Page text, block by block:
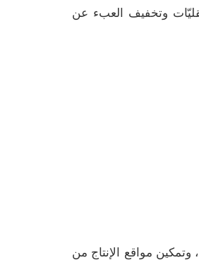
وتخفيف العبء عن
وتمكين مواقع الإنتاج من